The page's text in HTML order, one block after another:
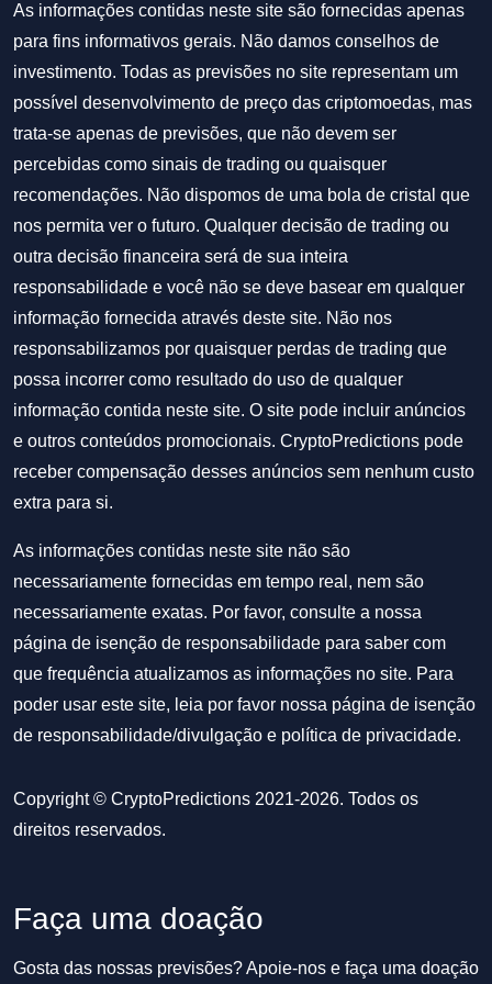
As informações contidas neste site são fornecidas apenas
para fins informativos gerais. Não damos conselhos de
investimento. Todas as previsões no site representam um
possível desenvolvimento de preço das criptomoedas, mas
trata-se apenas de previsões, que não devem ser
percebidas como sinais de trading ou quaisquer
recomendações. Não dispomos de uma bola de cristal que
nos permita ver o futuro. Qualquer decisão de trading ou
outra decisão financeira será de sua inteira
responsabilidade e você não se deve basear em qualquer
informação fornecida através deste site. Não nos
responsabilizamos por quaisquer perdas de trading que
possa incorrer como resultado do uso de qualquer
informação contida neste site. O site pode incluir anúncios
e outros conteúdos promocionais. CryptoPredictions pode
receber compensação desses anúncios sem nenhum custo
extra para si.
As informações contidas neste site não são
necessariamente fornecidas em tempo real, nem são
necessariamente exatas. Por favor, consulte a nossa
página de isenção de responsabilidade para saber com
que frequência atualizamos as informações no site. Para
poder usar este site, leia por favor nossa página de isenção
de responsabilidade/divulgação e política de privacidade.
Copyright © CryptoPredictions 2021-2026. Todos os
direitos reservados.
Faça uma doação
Gosta das nossas previsões? Apoie-nos e faça uma doação